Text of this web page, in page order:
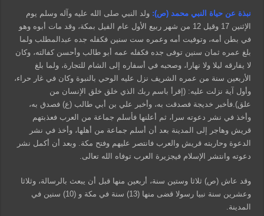
نبذة عن حياة النبي محمد (ص): ولد النبي صلى الله عليه وآله وسلم يوم
الإثنين 17 وقيل 12 من شهر ربيع الأول عام الفيل بمكة، وقد مات أبوه وهو
في بطن أمه، وتوفيت أمه وعمره ست سنين فكفله جده عبدالمطلب ولما
بلغ عمره ثمان سنين توفى جده فكفله عمه أبو طالب وأحسن كفالته، وكان
لا يفارقه ليلا ولا نهارا، وصحبه في أسفاره إلى الشام للتجارة، ولما بلغ
الأربعين سنة من عمره الشريف نزل عليه الوحي بالنبوة وكان في غار حراء،
وأول آية نزلت عليه: (إقرأ باسم ربك الذي خلق خلق الإنسان من
علق).فأخبر خديجة فصدقت به، وأخبر علي بن أبي طالب (ع) فصدق به،
وأخذ في نشر دعوته سرا، ثم أعلنها فأسلم جماعة من العرب فعذبتهم
قريش وهاجر إلى المدينة بعد أن أسلم جماعة من أهلها، وأخذ في نشر
الدعوة وحاربته قريش والعرب فانتصر عليهم وفتح مكة. وبعد أن أكمل نشر
دعوته وانتشر الإسلام فيجزيرة العرب توفاه الله تعالى.
وقد عاش (ص) ثلاثا وستين سنة، أربعين منها قبل أن يبعث بالرسالة، وثلاثا
وعشرين سنة نبيا رسولا قضى منها (13) سنة في مكة و (10) سنين في
المدينة.